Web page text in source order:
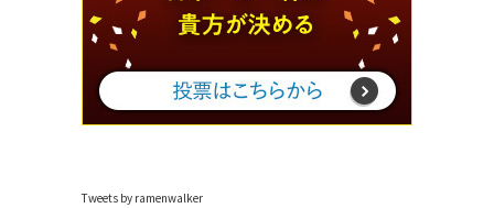
Tweets by ramenwalker